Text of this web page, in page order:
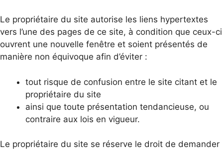
Le propriétaire du site autorise les liens hypertextes
vers l’une des pages de ce site, à condition que ceux-ci
ouvrent une nouvelle fenêtre et soient présentés de
manière non équivoque afin d’éviter :
tout risque de confusion entre le site citant et le
propriétaire du site
ainsi que toute présentation tendancieuse, ou
contraire aux lois en vigueur.
Le propriétaire du site se réserve le droit de demander